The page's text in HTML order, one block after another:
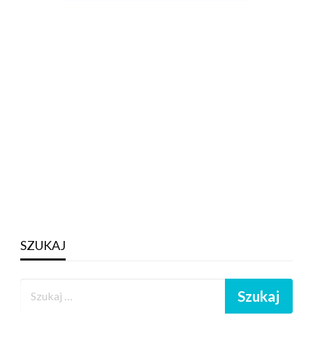
SZUKAJ